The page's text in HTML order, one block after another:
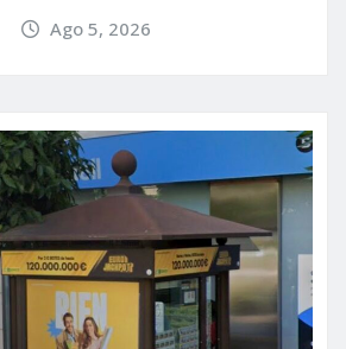
Ago 5, 2026